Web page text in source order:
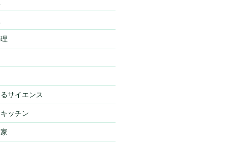
サイエンス
ッチン